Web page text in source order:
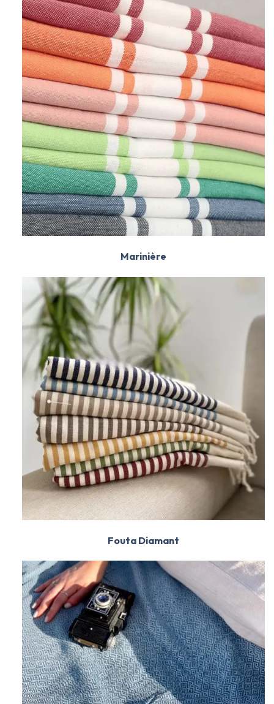
Marinière
Fouta Diamant